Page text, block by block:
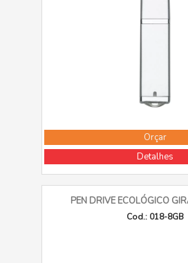
Orçar
Detalhes
PEN DRIVE ECOLÓGICO
Cod.: 018-8GB